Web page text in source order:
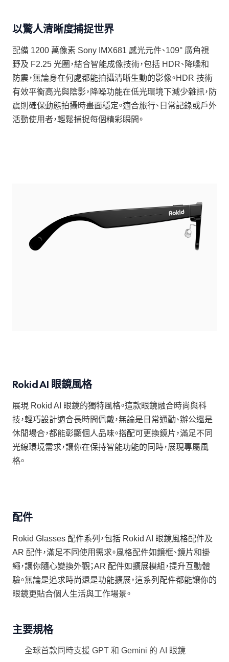
以驚人清晰度捕捉世界
配備 1200 萬像素 Sony IMX681 感光元件、109° 廣角視
野及 F2.25 光圈，結合智能成像技術，包括 HDR、降噪和
防震，無論身在何處都能拍攝清晰生動的影像。HDR 技術
有效平衡高光與陰影，降噪功能在低光環境下減少雜訊，防
震則確保動態拍攝時畫面穩定。適合旅行、日常記錄或戶外
活動使用者，輕鬆捕捉每個精彩瞬間。
Rokid AI 眼鏡風格
展現 Rokid AI 眼鏡的獨特風格。這款眼鏡融合時尚與科
技，輕巧設計適合長時間佩戴，無論是日常通勤、辦公還是
休閒場合，都能彰顯個人品味。搭配可更換鏡片，滿足不同
光線環境需求，讓你在保持智能功能的同時，展現專屬風
格。
配件
Rokid Glasses 配件系列，包括 Rokid AI 眼鏡風格配件及
AR 配件，滿足不同使用需求。風格配件如鏡框、鏡片和掛
繩，讓你隨心變換外觀；AR 配件如擴展模組，提升互動體
驗。無論是追求時尚還是功能擴展，這系列配件都能讓你的
眼鏡更貼合個人生活與工作場景。
主要規格
全球首款同時支援 GPT 和 Gemini 的 AI 眼鏡